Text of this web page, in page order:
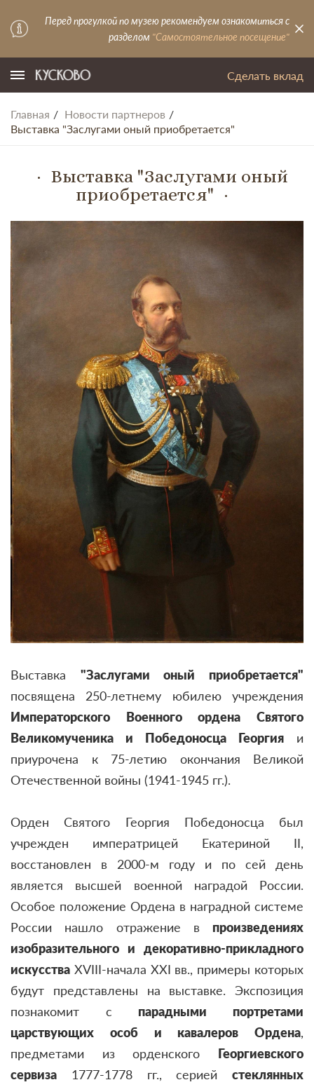
Перед прогулкой по музею рекомендуем ознакомиться с
разделом "Самостоятельное посещение"
Сделать вклад
Главная
Новости партнеров
Выставка "Заслугами оный приобретается"
Выставка "Заслугами оный
приобретается"
Выставка "Заслугами оный приобретается"
посвящена 250-летнему юбилею учреждения
Императорского Военного ордена Святого
Великомученика и Победоносца Георгия и
приурочена к 75-летию окончания Великой
Отечественной войны (1941-1945 гг.).
Орден Святого Георгия Победоносца был
учрежден императрицей Екатериной II,
восстановлен в 2000-м году и по сей день
является высшей военной наградой России.
Особое положение Ордена в наградной системе
России нашло отражение в произведениях
изобразительного и декоративно-прикладного
искусства XVIII-начала XXI вв., примеры которых
будут представлены на выставке. Экспозиция
познакомит с парадными портретами
царствующих особ и кавалеров Ордена,
предметами из орденского Георгиевского
сервиза 1777-1778 гг., серией стеклянных